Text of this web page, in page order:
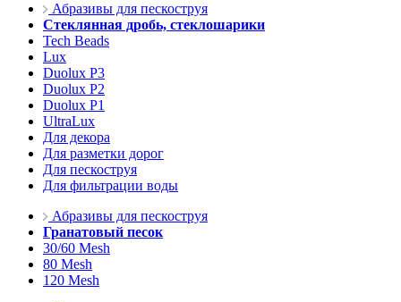
Абразивы для пескоструя
Стеклянная дробь, стеклошарики
Tech Beads
Lux
Duolux P3
Duolux P2
Duolux P1
UltraLux
Для декора
Для разметки дорог
Для пескоструя
Для фильтрации воды
Абразивы для пескоструя
Гранатовый песок
30/60 Mesh
80 Mesh
120 Mesh